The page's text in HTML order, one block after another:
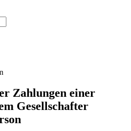
Zahlungen einer
Gesellschafter